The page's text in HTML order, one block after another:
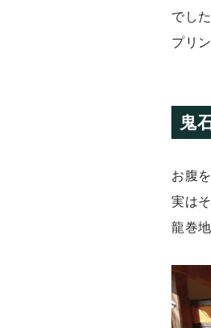
でした
プリ
鬼
お腹
実は
龍巻